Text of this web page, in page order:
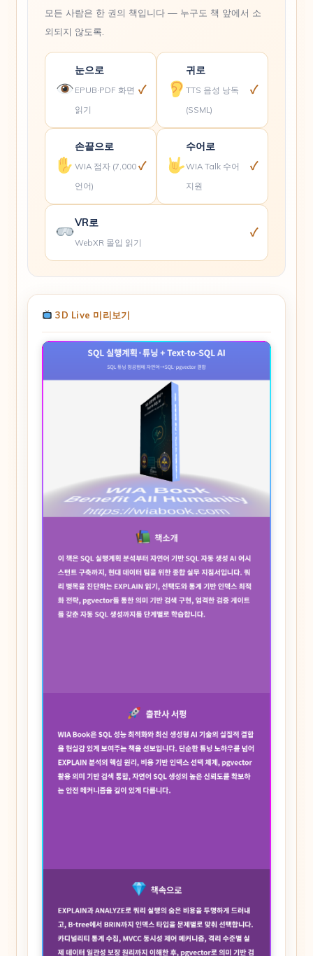
모든 사람은 한 권의 책입니다 — 누구도 책 앞에서 소
외되지 않도록.
눈으로
EPUB·PDF 화면
읽기
✓
귀로
TTS 음성 낭독
(SSML)
✓
손끝으로
WIA 점자 (7,000
언어)
✓
수어로
WIA Talk 수어
지원
✓
VR로
WebXR 몰입 읽기
✓
3D Live 미리보기